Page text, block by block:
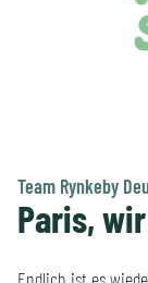
Team Rynkeby
Paris,